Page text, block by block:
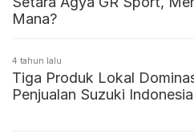
Mana?
4 tahun lalu
Tiga Produk Lokal
Penjualan Suzuki Indonesia